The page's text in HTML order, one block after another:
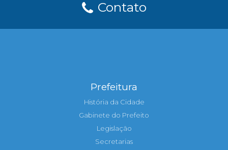
Contato
Prefeitura
História da Cidade
Gabinete do Prefeito
Legislação
Secretarias